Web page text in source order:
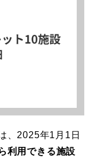
、2025年1月1日
利用できる施設